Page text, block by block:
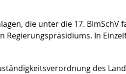
die unter die 17. BImSchV
Regierungspräsidiums. In
des